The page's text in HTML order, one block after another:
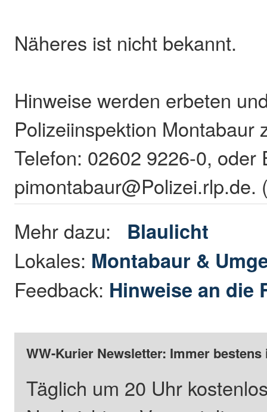
Näheres ist nicht bekannt.
Hinweise werden erbeten
Polizeiinspektion Montabaur
Telefon: 02602 9226-0, oder
pimontabaur@Polizei.rlp.de.
Mehr dazu: Blaulicht
Lokales: Montabaur &
Feedback: Hinweise an die
WW-Kurier Newsletter: Immer
Täglich um 20 Uhr